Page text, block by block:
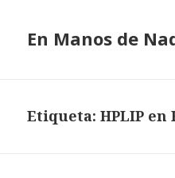
En Manos de
Etiqueta: HPLIP en